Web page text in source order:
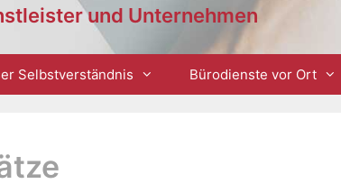
und Unternehmen
Selbstverständnis Bürodienste vor Ort